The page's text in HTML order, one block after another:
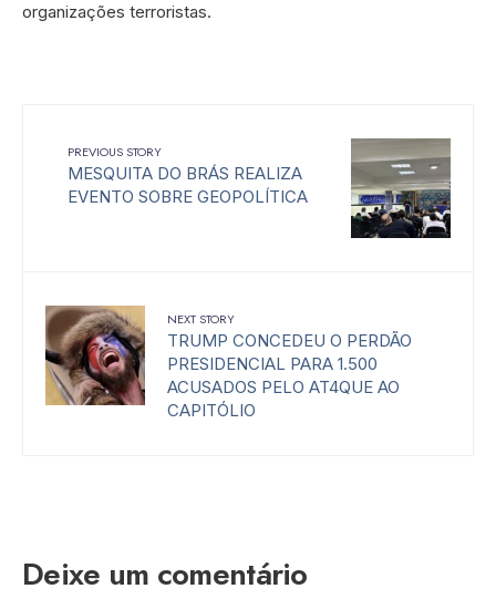
organizações terroristas.
PREVIOUS STORY
MESQUITA DO BRÁS REALIZA
EVENTO SOBRE GEOPOLÍTICA
NEXT STORY
TRUMP CONCEDEU O PERDÃO
PRESIDENCIAL PARA 1.500
ACUSADOS PELO AT4QUE AO
CAPITÓLIO
Deixe um comentário